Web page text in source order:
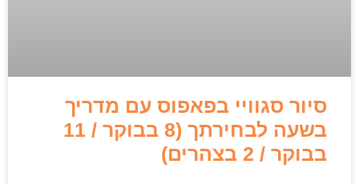
סיור סגוויי בפאפוס עם מדריך
בשעה לבחירתך (8 בבוקר / 11
בבוקר / 2 בצהרים)